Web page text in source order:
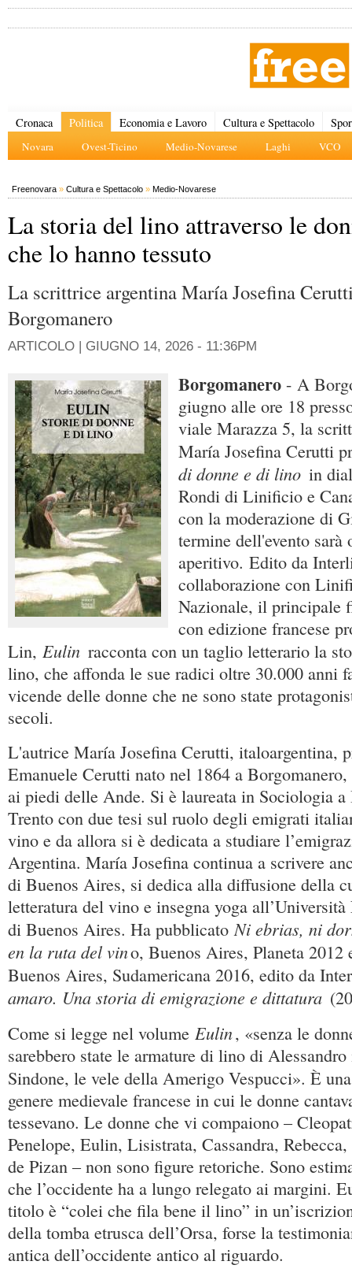
Cronaca Politica
Novara Ovest-Ticino Medio-Novarese Laghi VCO
Economia e Lavoro Cultura e Spettacolo
Freenovara » Cultura e Spettacolo » Medio-Novarese
La storia del lino attraverso le
che lo hanno tessuto
La scrittrice argentina María Josefina
Borgomanero
ARTICOLO | GIUGNO 14, 2026 - 11:36PM
Borgomanero - A
giugno alle ore 18
viale Marazza 5, la
María Josefina Cerutti
di donne e di lino in
Rondi di Linificio e
con la moderazione di
termine dell'evento sarà
aperitivo. Edito da
collaborazione con
Nazionale, il principale
con edizione francese
Lin, Eulin racconta con un taglio letterario la
lino, che affonda le sue radici oltre 30.000 anni
vicende delle donne che ne sono state
secoli.
L'autrice María Josefina Cerutti, italoargentina,
Emanuele Cerutti nato nel 1864 a
ai piedi delle Ande. Si è laureata in Sociologia a
Trento con due tesi sul ruolo degli emigrati
vino e da allora si è dedicata a studiare
Argentina. María Josefina continua a scrivere
di Buenos Aires, si dedica alla diffusione della
letteratura del vino e insegna yoga
di Buenos Aires. Ha pubblicato Ni ebrias, ni
en la ruta del vino, Buenos Aires, Planeta
Buenos Aires, Sudamericana 2016, edito da
amaro. Una storia di emigrazione e dittatura
Come si legge nel volume Eulin, «senza le
sarebbero state le armature di lino di
Sindone, le vele della Amerigo Vespucci». È
genere medievale francese in cui le donne
tessevano. Le donne che vi compaiono –
Penelope, Eulin, Lisistrata, Cassandra,
de Pizan – non sono figure retoriche. Sono
che l’occidente ha a lungo relegato ai margini.
titolo è “colei che fila bene il lino” in
della tomba etrusca dell’Orsa, forse la
antica dell’occidente antico al riguardo.